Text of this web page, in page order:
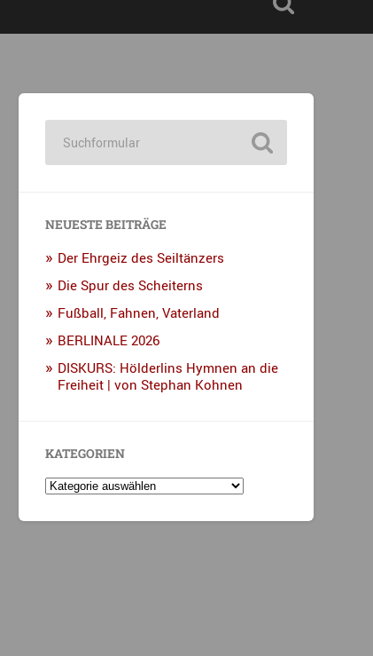
NEUESTE BEITRÄGE
Der Ehrgeiz des Seiltänzers
Die Spur des Scheiterns
Fußball, Fahnen, Vaterland
BERLINALE 2026
DISKURS: Hölderlins Hymnen an die
Freiheit | von Stephan Kohnen
KATEGORIEN